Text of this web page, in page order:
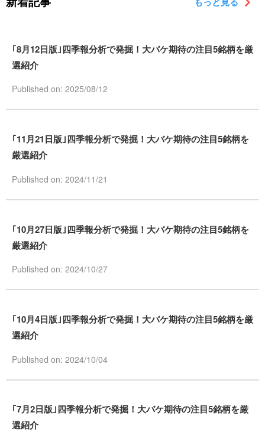
｢8月12日版｣四季報分析で発掘！大バケ期待の注目5銘柄を厳
選紹介
Published on: 2025/08/12
｢11月21日版｣四季報分析で発掘！大バケ期待の注目5銘柄を
厳選紹介
Published on: 2024/11/21
｢10月27日版｣四季報分析で発掘！大バケ期待の注目5銘柄を
厳選紹介
Published on: 2024/10/27
｢10月4日版｣四季報分析で発掘！大バケ期待の注目5銘柄を厳
選紹介
Published on: 2024/10/04
｢7月2日版｣四季報分析で発掘！大バケ期待の注目5銘柄を厳
選紹介